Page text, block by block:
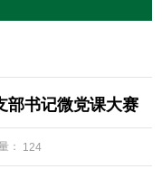
部书记微党课大赛
： 124